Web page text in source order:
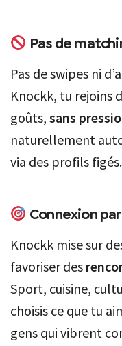
Pas de
Pas de swipes ni
Knockk, tu rejoins
goûts, sans
naturellement
via des profils figés.
Connexion
Knockk mise sur
favoriser des
Sport, cuisine,
choisis ce que tu
gens qui vibrent